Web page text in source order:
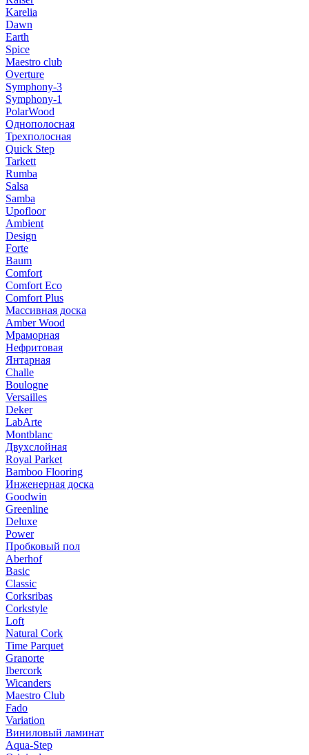
Karelia
Dawn
Earth
Spice
Maestro club
Overture
Symphony-3
Symphony-1
PolarWood
Однополосная
Трехполосная
Quick Step
Tarkett
Rumba
Salsa
Samba
Upofloor
Ambient
Design
Forte
Baum
Comfort
Comfort Eco
Comfort Plus
Массивная доска
Amber Wood
Мраморная
Нефритовая
Янтарная
Challe
Boulogne
Versailles
Deker
LabArte
Montblanc
Двухслойная
Royal Parket
Bamboo Flooring
Инженерная доска
Goodwin
Greenline
Deluxe
Power
Пробковый пол
Aberhof
Basic
Classic
Corksribas
Corkstyle
Loft
Natural Cork
Time Parquet
Granorte
Ibercork
Wicanders
Мaestro Club
Fado
Variation
Виниловый ламинат
Aqua-Step